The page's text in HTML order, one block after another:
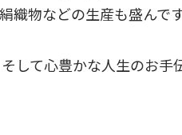
物などの生産も盛んです
て心豊かな人生のお手